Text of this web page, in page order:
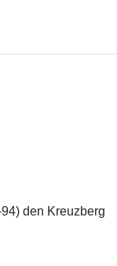
den Kreuzberg